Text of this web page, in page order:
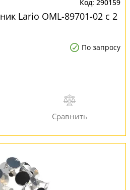
290159
Lario OML-89701-02 с 2
По запросу